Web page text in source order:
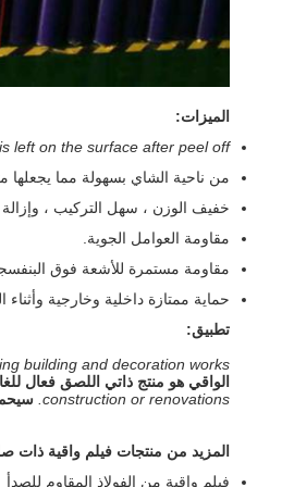
الميزات:
left on the surface after peel off.
من ناحية الشاي بسهولة مما يجعلها
خفيف الوزن ، سهل التركيب ،
مقاومة العوامل الجوية.
مقاومة مستمرة للأشعة فوق
حماية ممتازة داخلية وخارجية وأثناء
تطبيق:
building and decoration works.
الواقي هو منتج ذاتي اللصق فعال
construction or renovations.
المزيد من منتجات فيلم واقية ذات
فيلم واقية من الفولاذ المقاوم للصدأ